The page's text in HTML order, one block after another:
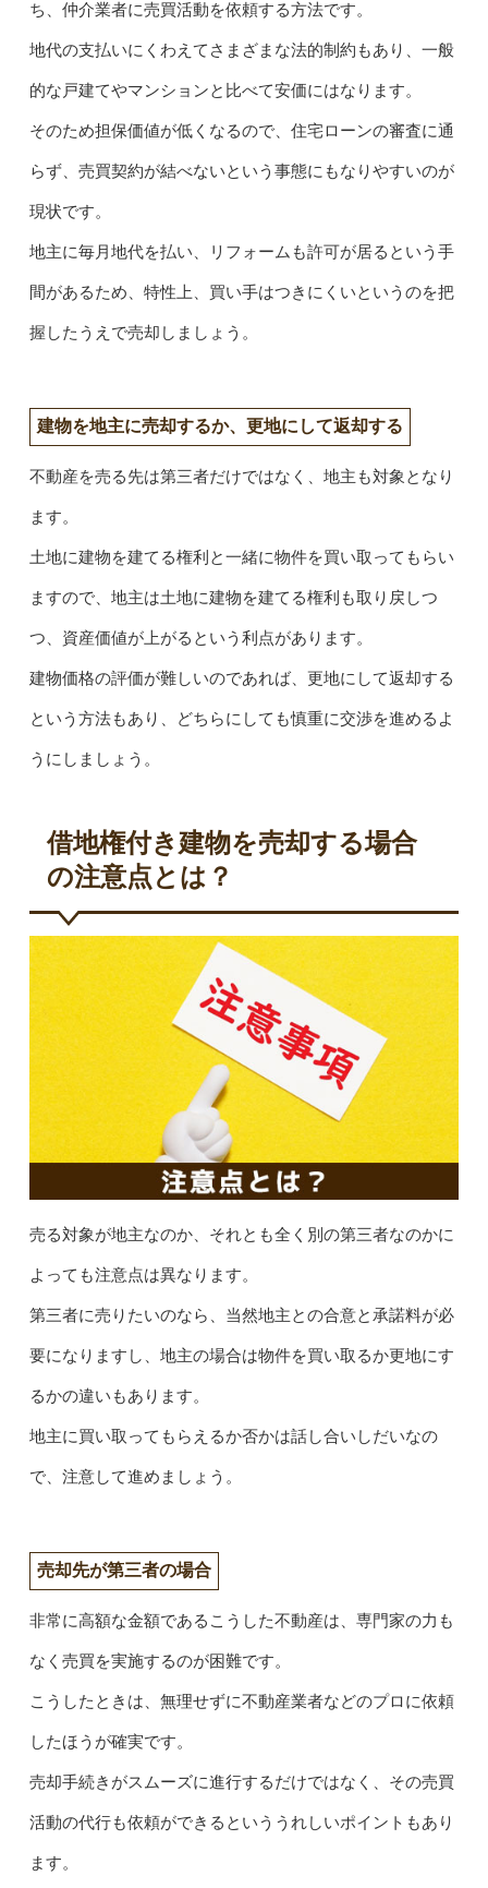
ち、仲介業者に売買活動を依頼する方法です。
地代の支払いにくわえてさまざまな法的制約もあり、一般
的な戸建てやマンションと比べて安価にはなります。
そのため担保価値が低くなるので、住宅ローンの審査に通
らず、売買契約が結べないという事態にもなりやすいのが
現状です。
地主に毎月地代を払い、リフォームも許可が居るという手
間があるため、特性上、買い手はつきにくいというのを把
握したうえで売却しましょう。
建物を地主に売却するか、更地にして返却する
不動産を売る先は第三者だけではなく、地主も対象となり
ます。
土地に建物を建てる権利と一緒に物件を買い取ってもらい
ますので、地主は土地に建物を建てる権利も取り戻しつ
つ、資産価値が上がるという利点があります。
建物価格の評価が難しいのであれば、更地にして返却する
という方法もあり、どちらにしても慎重に交渉を進めるよ
うにしましょう。
借地権付き建物を売却する場合
の注意点とは？
売る対象が地主なのか、それとも全く別の第三者なのかに
よっても注意点は異なります。
第三者に売りたいのなら、当然地主との合意と承諾料が必
要になりますし、地主の場合は物件を買い取るか更地にす
るかの違いもあります。
地主に買い取ってもらえるか否かは話し合いしだいなの
で、注意して進めましょう。
売却先が第三者の場合
非常に高額な金額であるこうした不動産は、専門家の力も
なく売買を実施するのが困難です。
こうしたときは、無理せずに不動産業者などのプロに依頼
したほうが確実です。
売却手続きがスムーズに進行するだけではなく、その売買
活動の代行も依頼ができるといううれしいポイントもあり
ます。